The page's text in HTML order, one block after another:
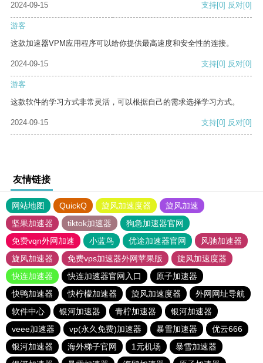
2024-09-15
支持[0] 反对[0]
游客
这款加速器VPM应用程序可以给你提供最高速度和安全性的连接。
2024-09-15 支持[0] 反对[0]
游客
这款软件的学习方式非常灵活，可以根据自己的需求选择学习方式。
2024-09-15 支持[0] 反对[0]
友情链接
网站地图 QuickQ 旋风加速度器
旋风加速
坚果加速器
tiktok加速器
狗急加速器官网
免费vqn外网加速
小蓝鸟 优途加速器官网
风驰加速器
旋风加速器
免费vps加速器外网苹果版
旋风加速度器
快连加速器
快连加速器官网入口
原子加速器
快鸭加速器
快柠檬加速器 旋风加速度器
外网网址导航
软件中心
银河加速器 青柠加速器
银河加速器
veee加速器
vp(永久免费)加速器 暴雪加速器
优云666
银河加速器
海外梯子官网 1元机场
暴雪加速器